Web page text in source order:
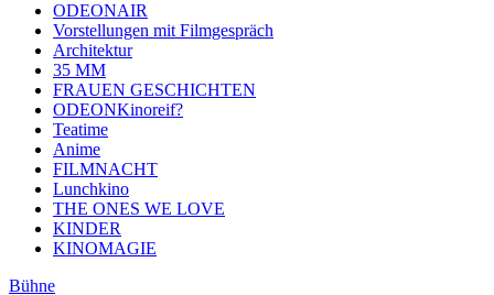
ODEONAIR
Vorstellungen mit Filmgespräch
Architektur
35 MM
FRAUEN GESCHICHTEN
ODEONKinoreif?
Teatime
Anime
FILMNACHT
Lunchkino
THE ONES WE LOVE
KINDER
KINOMAGIE
Bühne